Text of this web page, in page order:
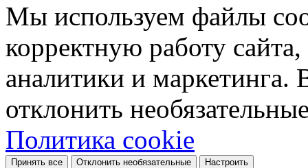
Мы используем файлы
корректную работу
аналитики и
отклонить
Политика cookie
Принять все Отклонить необязательные Настроить